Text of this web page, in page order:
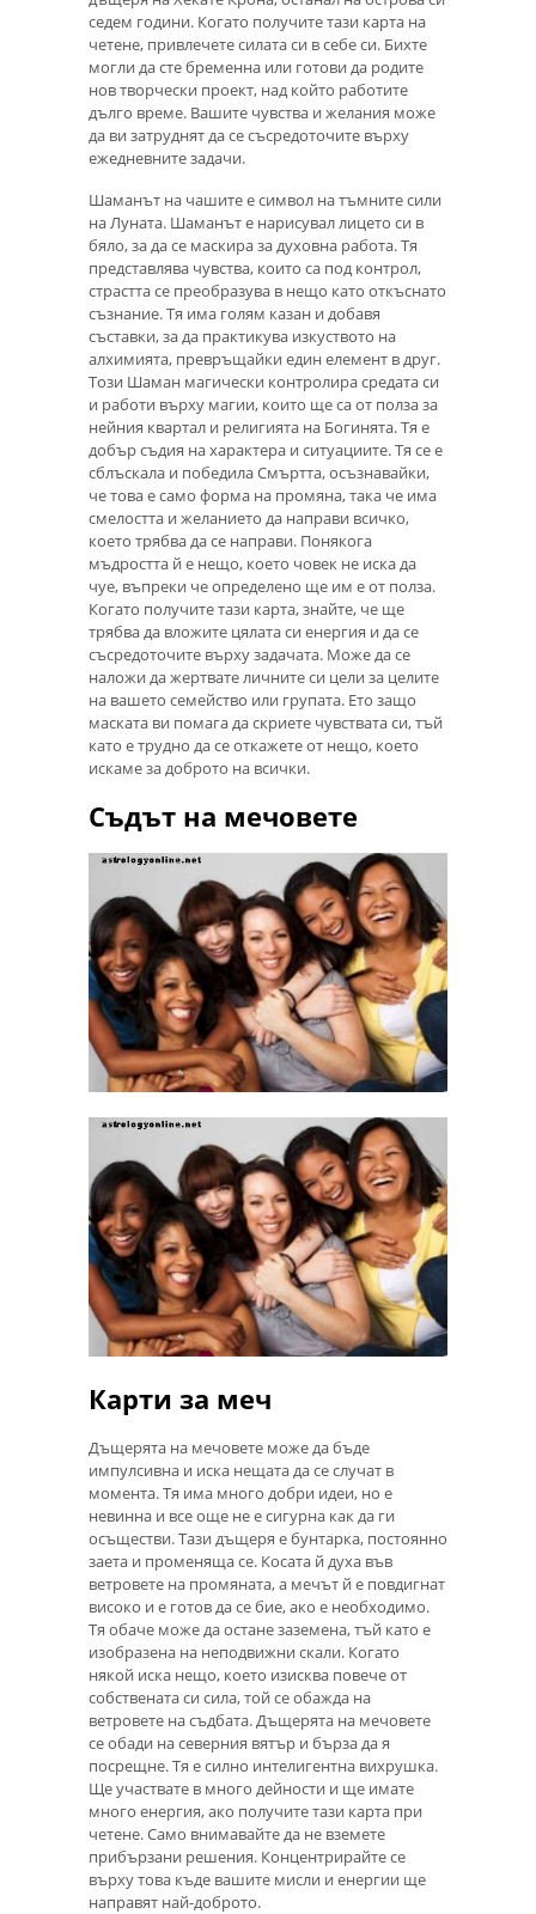
седем години. Когато получите тази карта на
четене, привлечете силата си в себе си. Бихте
могли да сте бременна или готови да родите
нов творчески проект, над който работите
дълго време. Вашите чувства и желания може
да ви затруднят да се съсредоточите върху
ежедневните задачи.
Шаманът на чашите е символ на тъмните сили
на Луната. Шаманът е нарисувал лицето си в
бяло, за да се маскира за духовна работа. Тя
представлява чувства, които са под контрол,
страстта се преобразува в нещо като откъснато
съзнание. Тя има голям казан и добавя
съставки, за да практикува изкуството на
алхимията, превръщайки един елемент в друг.
Този Шаман магически контролира средата си
и работи върху магии, които ще са от полза за
нейния квартал и религията на Богинята. Тя е
добър съдия на характера и ситуациите. Тя се е
сблъскала и победила Смъртта, осъзнавайки,
че това е само форма на промяна, така че има
смелостта и желанието да направи всичко,
което трябва да се направи. Понякога
мъдростта й е нещо, което човек не иска да
чуе, въпреки че определено ще им е от полза.
Когато получите тази карта, знайте, че ще
трябва да вложите цялата си енергия и да се
съсредоточите върху задачата. Може да се
наложи да жертвате личните си цели за целите
на вашето семейство или групата. Ето защо
маската ви помага да скриете чувствата си, тъй
като е трудно да се откажете от нещо, което
искаме за доброто на всички.
Съдът на мечовете
Карти за меч
Дъщерята на мечовете може да бъде
импулсивна и иска нещата да се случат в
момента. Тя има много добри идеи, но е
невинна и все още не е сигурна как да ги
осъществи. Тази дъщеря е бунтарка, постоянно
заета и променяща се. Косата й духа във
ветровете на промяната, а мечът й е повдигнат
високо и е готов да се бие, ако е необходимо.
Тя обаче може да остане заземена, тъй като е
изобразена на неподвижни скали. Когато
някой иска нещо, което изисква повече от
собствената си сила, той се обажда на
ветровете на съдбата. Дъщерята на мечовете
се обади на северния вятър и бърза да я
посрещне. Тя е силно интелигентна вихрушка.
Ще участвате в много дейности и ще имате
много енергия, ако получите тази карта при
четене. Само внимавайте да не вземете
прибързани решения. Концентрирайте се
върху това къде вашите мисли и енергии ще
направят най-доброто.